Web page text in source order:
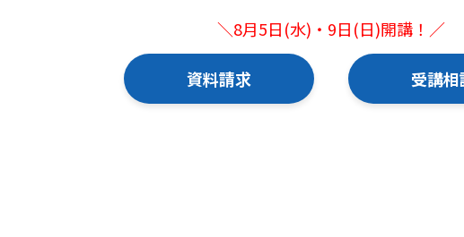
＼8月5日(水)・9日(日)開講！／
資料請求 受講相